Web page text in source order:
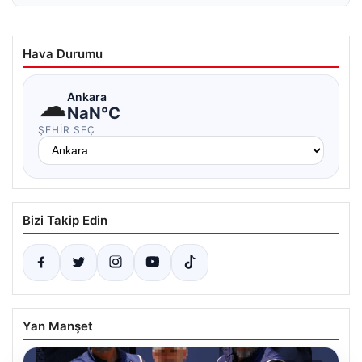
Hava Durumu
☁Ankara
NaN°C
ŞEHIR SEÇ
Bizi Takip Edin
Yan Manşet